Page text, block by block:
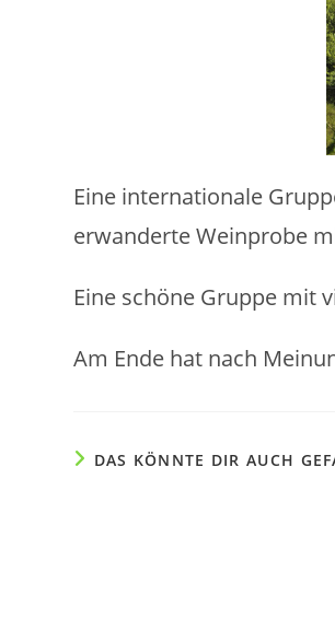
Eine internationale
erwanderte Weinprobe
Eine schöne Gruppe mit
Am Ende hat nach
DAS KÖNNTE DIR AUCH